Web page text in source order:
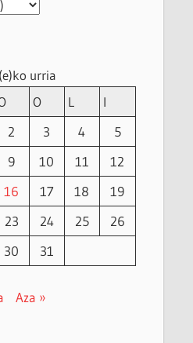
urria
O L
I
2 3 4
5
9 10 11
12
16 17 18
19
23 24 25
26
30 31
Aza »